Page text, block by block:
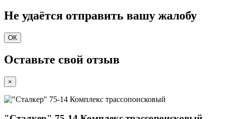
Не удаётся отправить вашу жалобу
ОК
Оставьте свой отзыв
×